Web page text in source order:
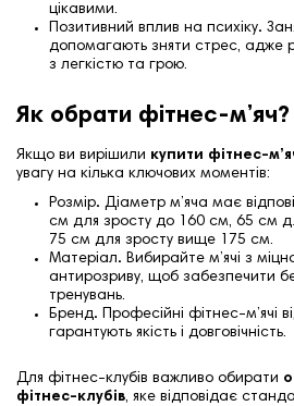
цікавими.
Позитивний вплив на психіку.
допомагають зняти стрес, адже
з легкістю та грою.
Як обрати фітнес-м’яч?
Якщо ви вирішили купити фітнес-
увагу на кілька ключових моментів:
Розмір. Діаметр м’яча має
см для зросту до 160 см, 65 см
75 см для зросту вище 175 см.
Матеріал. Вибирайте м’ячі з
антирозриву, щоб забезпечити
тренувань.
Бренд. Професійні фітнес-м’ячі
гарантують якість і довговічність.
Для фітнес-клубів важливо обирати
фітнес-клубів, яке відповідає